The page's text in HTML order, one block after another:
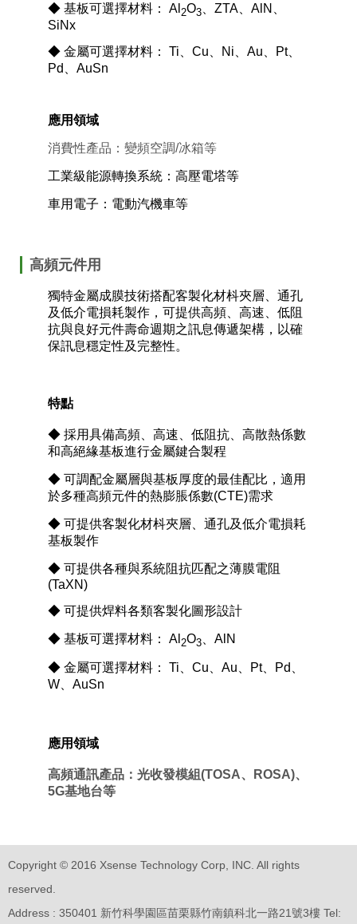
◆ 基板可選擇材料： Al 2O3 ZTA AlN
SiNx
◆ 金屬可選擇材料：
Ti Cu Ni Au Pt、
Pd
AuSn
應用領域
消費性產品：變頻空調/冰箱等
工業級能源轉換系統：高壓電塔等
車用電子：電動汽機車等
高頻元件用
獨特金屬成膜技術搭配客製化材枓夾層、通孔
及低介電損耗製作，可提供高頻、高速、低阻
抗與良好元件壽命週期之訊息傳遞架構，以確
保訊息穩定性及完整性。
特點
◆ 採用具備高頻、高速、低阻抗、高散熱係數
和高絕緣基板進行金屬鍵合製程
◆ 可調配金屬層與基板厚度的最佳配比，適用
於多種高頻元件的熱膨脹係數(CTE)需求
◆ 可提供客製化材枓夾層、通孔及低介電損耗
基板製作
◆ 可提供各種與系統阻抗匹配之薄膜電阻
(TaXN)
◆ 可提供焊料各類客製化圖形設計
◆ 基板可選擇材料： Al 2O3 AlN
◆ 金屬可選擇材料： Ti Cu Au Pt、 Pd
W
AuSn
應用領域
高頻通訊產品：光收發模組(TOSA、 ROSA)、
5G基地台等
Copyright © 2016 Xsense Technology Corp, INC. All rights
reserved.
Address : 350401 新竹科學園區苗栗縣竹南鎮科北一路21號3樓 Tel: